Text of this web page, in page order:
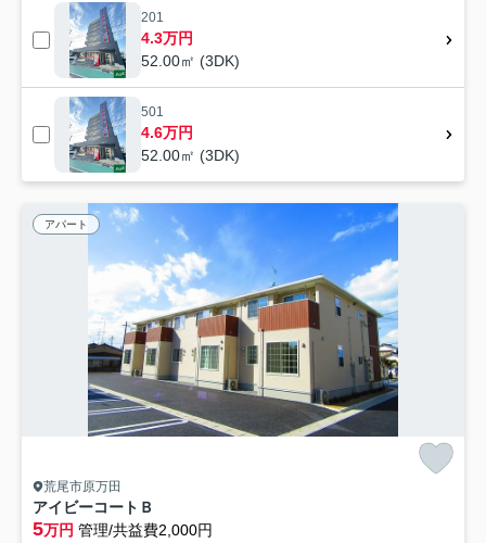
201
4.3万円
52.00㎡ (3DK)
501
4.6万円
52.00㎡ (3DK)
アパート
荒尾市原万田
アイビーコートＢ
5万円 管理/共益費2,000円